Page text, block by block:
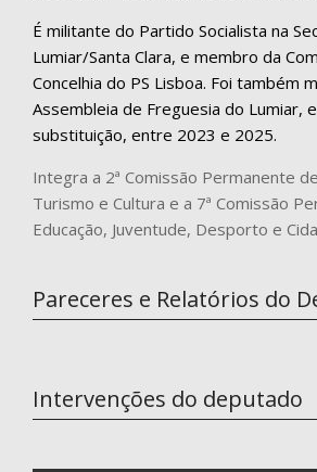
É militante do Partido Socialista na
Lumiar/Santa Clara, e membro da
Concelhia do PS Lisboa. Foi também
Assembleia de Freguesia do Lumiar,
substituição, entre 2023 e 2025.
Integra a 2ª Comissão Permanente
Turismo e Cultura e a 7ª Comissão
Educação, Juventude, Desporto e
Pareceres e Relatórios do
Intervenções do deputado